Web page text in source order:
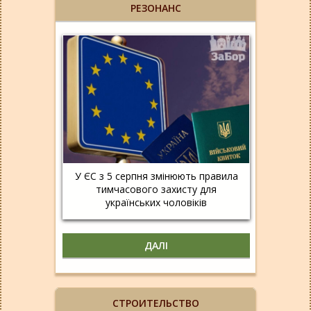
РЕЗОНАНС
У ЄС з 5 серпня змінюють правила
тимчасового захисту для
українських чоловіків
ДАЛІ
СТРОИТЕЛЬСТВО